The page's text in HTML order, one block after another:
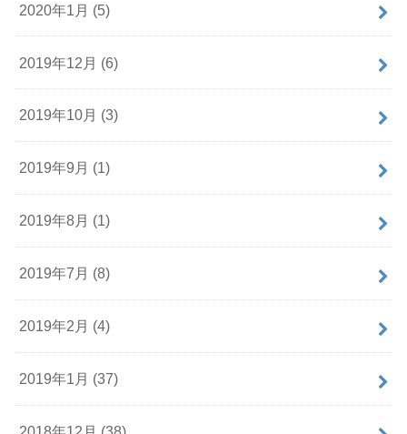
2020年1月 (5)
2019年12月 (6)
2019年10月 (3)
2019年9月 (1)
2019年8月 (1)
2019年7月 (8)
2019年2月 (4)
2019年1月 (37)